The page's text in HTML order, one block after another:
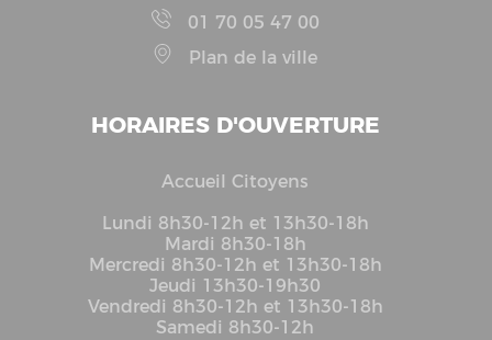
01 70 05 47 00
Plan de la ville
HORAIRES D'OUVERTURE
Accueil Citoyens
Lundi 8h30-12h et 13h30-18h
Mardi 8h30-18h
Mercredi 8h30-12h et 13h30-18h
Jeudi 13h30-19h30
Vendredi 8h30-12h et 13h30-18h
Samedi 8h30-12h